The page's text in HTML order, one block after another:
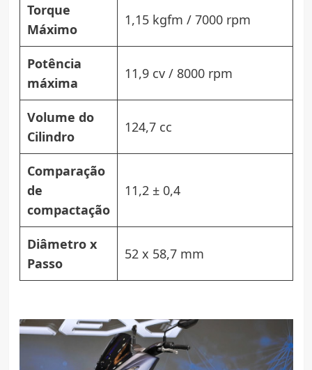
Torque
Máximo
1,15 kgfm / 7000 rpm
Potência
máxima
11,9 cv / 8000 rpm
Volume do
Cilindro
124,7 cc
Comparação
de
compactação
11,2 ± 0,4
Diâmetro x
Passo
52 x 58,7 mm